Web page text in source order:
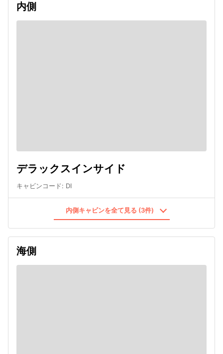
内側
デラックスインサイド
キャビンコード: DI
内側キャビンを全て見る (3件)
海側